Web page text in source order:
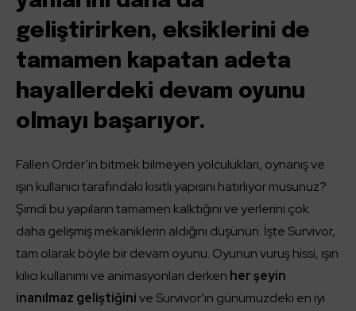
geliştirirken, eksiklerini de
tamamen kapatan adeta
hayallerdeki devam oyunu
olmayı başarıyor.
Fallen Order’ın bitmek bilmeyen yolculukları, oynanış ve
ışın kullanıcı tarafındaki kısıtlı yapısını hatırlıyor musunuz?
Şimdi bu yapıların tamamen kalktığını ve yerlerini çok
daha gelişmiş mekaniklerin aldığını düşünün. İşte Survivor,
tam olarak böyle bir devam oyunu. Oyunun vuruş hissi, ışın
kılıcı kullanımı ve animasyonları derken her şeyin
inanılmaz geliştiğinive Survivor’ın günümüzdeki en iyi